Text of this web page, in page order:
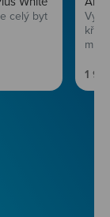
celý byt
1